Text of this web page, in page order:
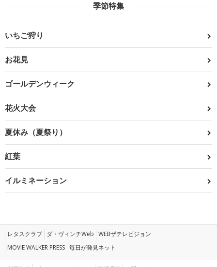
季節特集
いちご狩り
お花見
ゴールデンウィーク
花火大会
夏休み（夏祭り）
紅葉
イルミネーション
レタスクラブ ダ・ヴィンチWeb WEBザテレビジョン
MOVIE WALKER PRESS 毎日が発見ネット